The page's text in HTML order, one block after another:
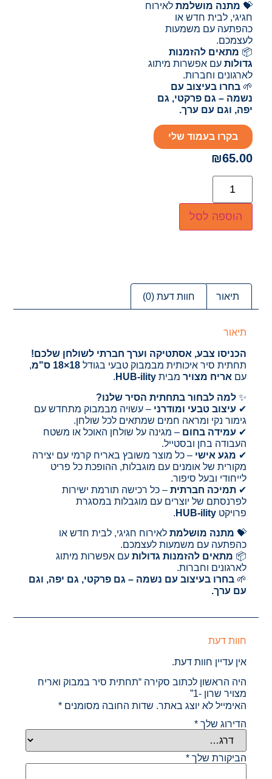
💝 מתנה מושלמת לאירוח
חגיגי, לבית חדש או
כהפתעה עם משמעות
לעצמכם.
📦 מתאים להזמנות
גדולות עם אפשרות מיתוג
לארגונים וחברות.
🌱בחרו בעיצוב עם
נשמה – גם פרקטי, גם
יפה, וגם עם ערך.
בקרו בעמוד שלי
₪65.00
הוספה לסל
תיאור חוות דעת (0)
תיאור
הכניסו צבע, אסתטיקה וערך חברתי לשולחן שלכם!
תחתית סיר איכותית מבמבוק טבעי בגודל18×18 ס"מ
,
עם אריח מצויר מביתHUB-ility
.
✨למה לבחור בתחתית הסיר שלנו?
✔ עיצוב טבעי ומודרני – עשויה מבמבוק מתחדש עם
גימור נקי ומראה חמים שמתאים לכל שולחן.
✔ עמידה בחום – מגינה על שולחן האוכל או משטח
העבודה בחן ובסטייל.
✔ מגע אישי – כל מוצר משובץ באריח קרמי עם יצירה
מקורית של אומנים עם מוגבלות, ההופכת כל פריט
לייחודי ובעל סיפור.
✔תמיכה חברתית – כל רכישה תורמת ישירות
לפרנסתם של יוצרים עם מוגבלות במסגרת
פרויקטHUB-ility
.
💝 מתנה מושלמת לאירוח חגיגי, לבית חדש או
כהפתעה עם משמעות לעצמכם.
📦 מתאים להזמנות גדולות עם אפשרות מיתוג
לארגונים וחברות.
🌱בחרו בעיצוב עם נשמה – גם פרקטי, גם יפה, וגם
עם ערך.
חוות דעת
אין עדיין חוות דעת.
היה הראשון לכתוב סקירה “תחתית סיר במבוק ואריח
מצויר שרון -1”
האימייל לא יוצג באתר. שדות החובה מסומנים*
הדירוג שלך*
הביקורת שלך*